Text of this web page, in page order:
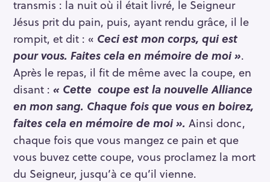
transmis : la nuit où il était livré, le Seigneur
Jésus prit du pain, puis, ayant rendu grâce, il le
rompit, et dit : « Ceci est mon corps, qui est
pour vous. Faites cela en mémoire de moi ».
Après le repas, il fit de même avec la coupe, en
disant : « Cette coupe est la nouvelle Alliance
en mon sang. Chaque fois que vous en boirez,
faites cela en mémoire de moi ». Ainsi donc,
chaque fois que vous mangez ce pain et que
vous buvez cette coupe, vous proclamez la mort
du Seigneur, jusqu’à ce qu’il vienne.